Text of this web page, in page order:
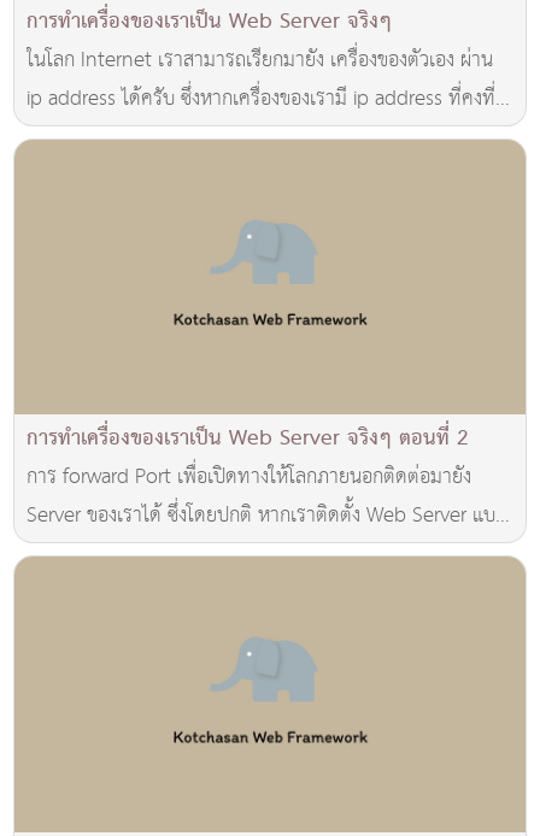
การทำเครื่องของเราเป็น Web Server จริงๆ
ในโลก Internet เราสามารถเรียกมายัง เครื่องของตัวเอง ผ่าน
ip address ได้ครับ ซึ่งหากเครื่องของเรามี ip address ที่คงที่
คงไม่มีปัญหาอะไร เราก็สามารถให
การทำเครื่องของเราเป็น Web Server จริงๆ ตอนที่ 2
การ forward Port เพื่อเปิดทางให้โลกภายนอกติดต่อมายัง
Server ของเราได้ ซึ่งโดยปกติ หากเราติดตั้ง Web Server แบบ
ปกติ เราจะมี Port ของ Web Server เป็น 8